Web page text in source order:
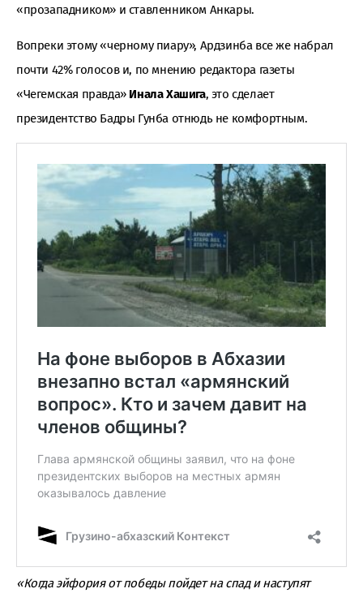
«прозападником» и ставленником Анкары.
Вопреки этому «черному пиару», Ардзинба все же набрал
почти 42% голосов и, по мнению редактора газеты
«Чегемская правда» Инала Хашига, это сделает
президентство Бадры Гунба отнюдь не комфортным.
«Когда эйфория от победы пойдет на спад и наступят